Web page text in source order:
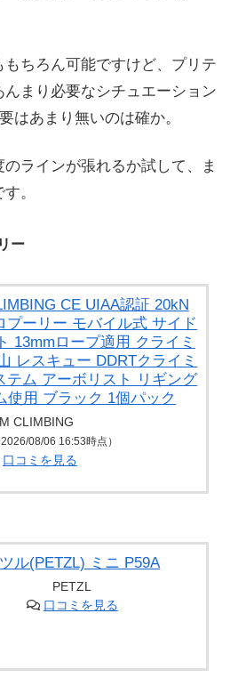
ちろん可能ですけど、プリテ
まり必要なシチュエーション
はあまり無いのは確か。
ラインが張れるか試して、ま
。
ー
CE UIAA認証 20kN
プーリー モバイル式 サイド
13mmロープ適用 クライミ
レスキュー DDRTクライミ
テム アーボリスト リギング
使用 ブラック 1個パック
CLIMBING
2026/08/06 16:53時点）
口コミを見る
ル(PETZL) ミニ P59A
PETZL
口コミを見る